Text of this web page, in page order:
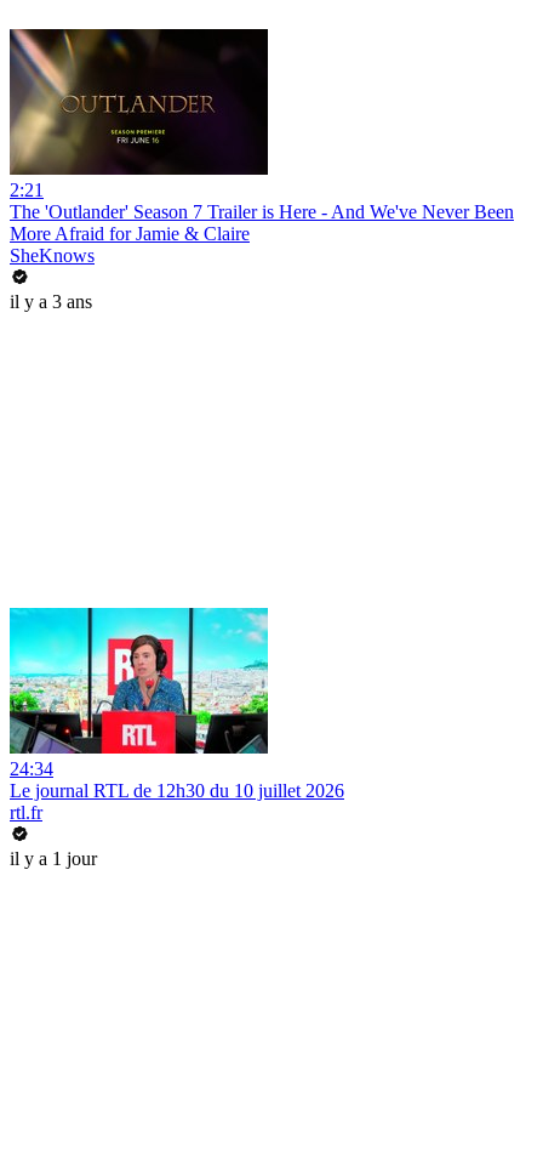
2:21
The 'Outlander' Season 7 Trailer is Here - And We've Never Been
More Afraid for Jamie & Claire
SheKnows
il y a 3 ans
24:34
Le journal RTL de 12h30 du 10 juillet 2026
rtl.fr
il y a 1 jour